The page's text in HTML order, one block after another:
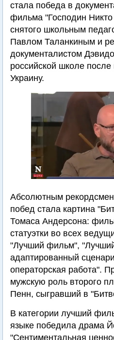
стала победа в
фильма "Господин Никто
снятого школьным
Павлом Таланкиным и
документалистом
российской школе
Украину.
Абсолютным
побед стала картина
Томаса Андерсона:
статуэтки во всех
"Лучший фильм",
адаптированный
операторская работа".
мужскую роль второго
Пенн, сыгравший в
В категории лучший
языке победила драма
"Сентиментальная